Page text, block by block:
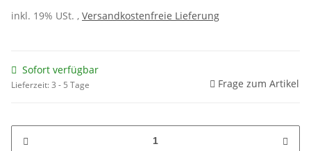
inkl. 19% USt. , Versandkostenfreie Lieferung
Sofort verfügbar
Lieferzeit:3 - 5 Tage Frage zum Artikel